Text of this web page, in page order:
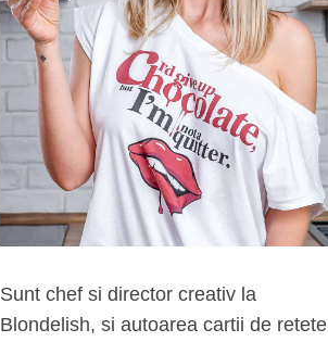
Sunt chef si director creativ la
Blondelish, si autoarea cartii de retete